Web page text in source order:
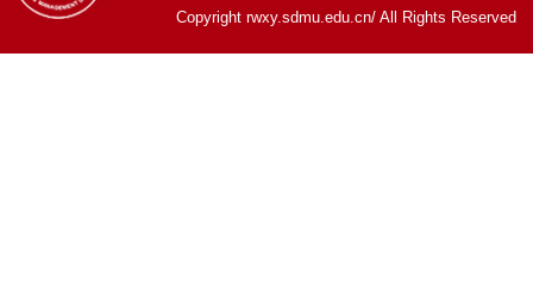
Copyright rwxy.sdmu.edu.cn/ All Rights Reserved